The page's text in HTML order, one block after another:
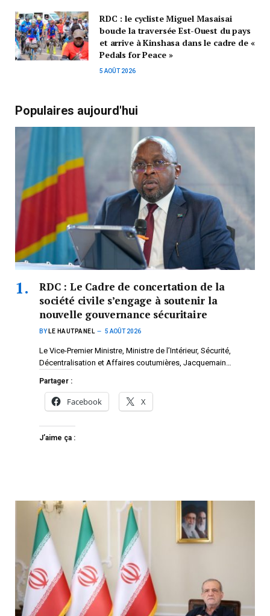
RDC : le cycliste Miguel Masaisai
boucle la traversée Est-Ouest du pays
et arrive à Kinshasa dans le cadre de «
Pedals for Peace »
5 AOÛT 2026
Populaires aujourd'hui
RDC : Le Cadre de concertation de la
société civile s’engage à soutenir la
nouvelle gouvernance sécuritaire
BY LE HAUTPANEL 5 AOÛT 2026
Le Vice-Premier Ministre, Ministre de l’Intérieur, Sécurité,
Décentralisation et Affaires coutumières, Jacquemain…
Partager :
Facebook X
J’aime ça :